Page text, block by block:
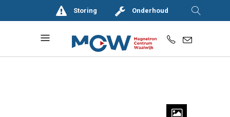
Storing Onderhoud